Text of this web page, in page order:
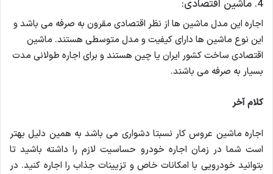
4. ماشین اقتصادی:
اجاره این مدل ماشین ها از نظر اقتصادی مقرون به صرفه می باشد و
این نوع ماشین ها دارای کیفیت و مدل متوسطی هستند. ماشین
اقتصادی ساخت کشور ایران یا چین هستند و برای اجاره طولانی مدت
بسیار به صرفه می باشند.
کلام آخر
اجاره ماشین عروس کار نسبتا دشواری می باشد به همین دلیل بهتر
است شما در زمان اجاره خودرو حساسیت لازم را داشته باشید تا
بتوانید خودرویی با امکانات خاص و تزیینات جذاب را اجاره کنید. در